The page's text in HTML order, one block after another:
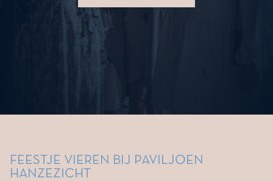
FEESTJE VIEREN BIJ PAVILJOEN
HANZEZICHT